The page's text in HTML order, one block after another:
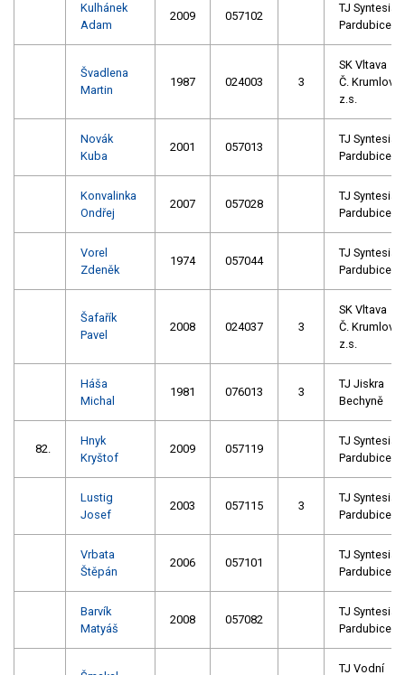
Kulhánek
Adam
2009 057102
TJ Syntesia
Pardubice
Švadlena
Martin
1987 024003 3
SK Vltava
Č. Krumlov
z.s.
Novák
Kuba
2001 057013
TJ Syntesia
Pardubice
Konvalinka
Ondřej
2007 057028
TJ Syntesia
Pardubice
Vorel
Zdeněk
1974 057044
TJ Syntesia
Pardubice
Šafařík
Pavel
2008 024037 3
SK Vltava
Č. Krumlov
z.s.
Háša
Michal
1981 076013 3
TJ Jiskra
Bechyně
82.
Hnyk
Kryštof
2009 057119
TJ Syntesia
Pardubice
Lustig
Josef
2003 057115 3
TJ Syntesia
Pardubice
Vrbata
Štěpán
2006 057101
TJ Syntesia
Pardubice
Barvík
Matyáš
2008 057082
TJ Syntesia
Pardubice
TJ Vodní